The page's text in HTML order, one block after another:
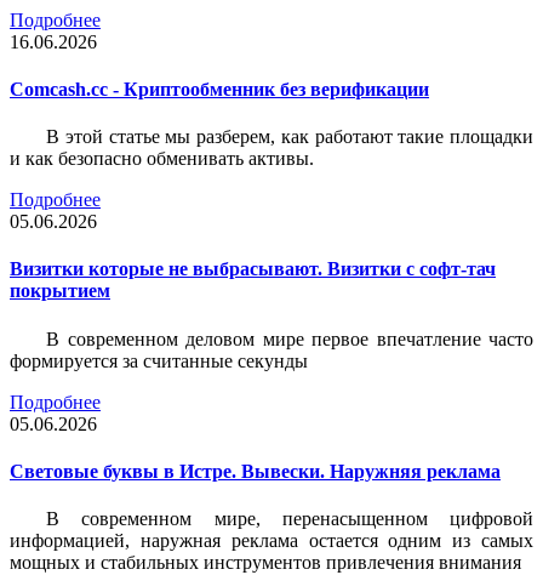
Подробнее
16.06.2026
Comcash.cc - Криптообменник без верификации
В этой статье мы разберем, как работают такие площадки
и как безопасно обменивать активы.
Подробнее
05.06.2026
Визитки которые не выбрасывают. Визитки с софт-тач
покрытием
В современном деловом мире первое впечатление часто
формируется за считанные секунды
Подробнее
05.06.2026
Световые буквы в Истре. Вывески. Наружняя реклама
В современном мире, перенасыщенном цифровой
информацией, наружная реклама остается одним из самых
мощных и стабильных инструментов привлечения внимания